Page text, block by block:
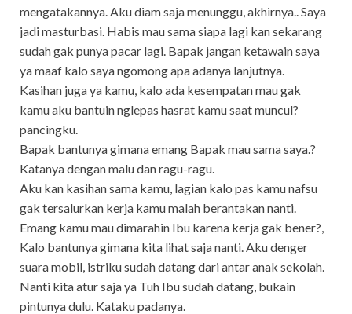
mengatakannya. Aku diam saja menunggu, akhirnya.. Saya
jadi masturbasi. Habis mau sama siapa lagi kan sekarang
sudah gak punya pacar lagi. Bapak jangan ketawain saya
ya maaf kalo saya ngomong apa adanya lanjutnya.
Kasihan juga ya kamu, kalo ada kesempatan mau gak
kamu aku bantuin nglepas hasrat kamu saat muncul?
pancingku.
Bapak bantunya gimana emang Bapak mau sama saya.?
Katanya dengan malu dan ragu-ragu.
Aku kan kasihan sama kamu, lagian kalo pas kamu nafsu
gak tersalurkan kerja kamu malah berantakan nanti.
Emang kamu mau dimarahin Ibu karena kerja gak bener?,
Kalo bantunya gimana kita lihat saja nanti. Aku denger
suara mobil, istriku sudah datang dari antar anak sekolah.
Nanti kita atur saja ya Tuh Ibu sudah datang, bukain
pintunya dulu. Kataku padanya.